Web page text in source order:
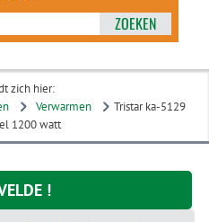
ZOEKEN
zich hier:
Verwarmen
Tristar ka-5129
1200 watt
!